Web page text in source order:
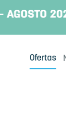
Ofertas